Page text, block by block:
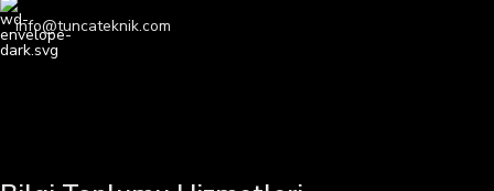
info@tuncateknik.com